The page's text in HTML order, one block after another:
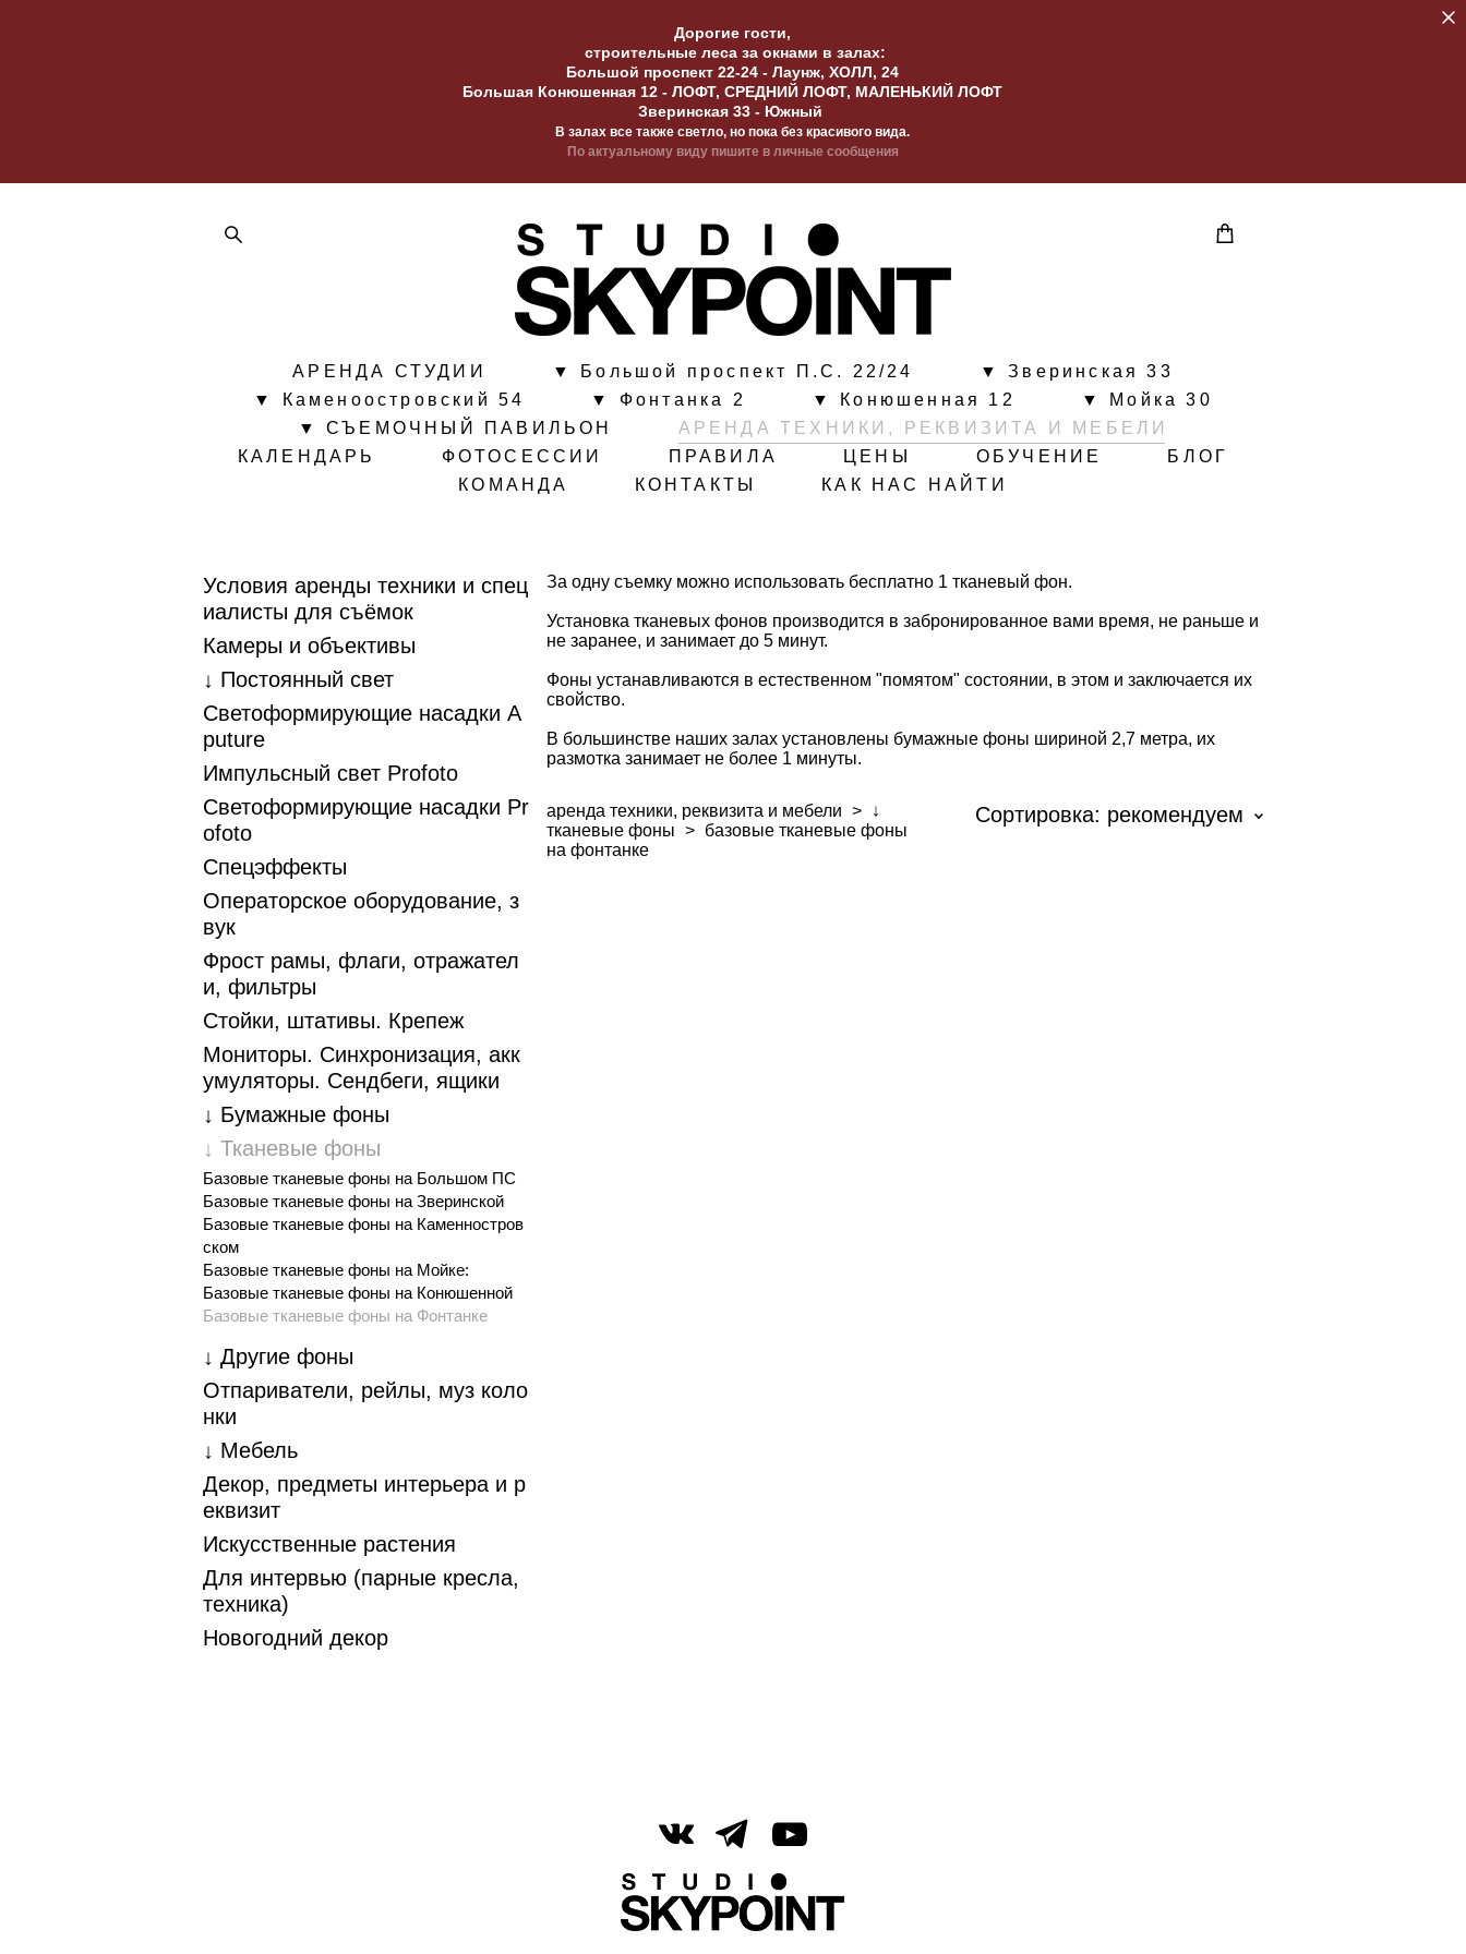
Дорогие гости,
строительные леса за окнами в залах:
Большой проспект 22-24 - Лаунж, ХОЛЛ, 24
Большая Конюшенная 12 - ЛОФТ, СРЕДНИЙ ЛОФТ, МАЛЕНЬКИЙ ЛОФТ
Зверинская 33 - Южный
В залах все также светло, но пока без красивого вида.
По актуальному виду пишите в личные сообщения
АРЕНДА СТУДИИ ▼ Большой проспект П.С. 22/24
▼ Зверинская 33
▼ Каменоостровский 54
▼ Фонтанка 2 ▼ Конюшенная 12
▼ Мойка 30
▼ СЪЕМОЧНЫЙ ПАВИЛЬОН
АРЕНДА ТЕХНИКИ, РЕКВИЗИТА И МЕБЕЛИ
КАЛЕНДАРЬ
ФОТОСЕССИИ ПРАВИЛА ЦЕНЫ ОБУЧЕНИЕ
БЛОГ
КОМАНДА
КОНТАКТЫ КАК НАС НАЙТИ
Условия аренды техники и спец
иалисты для съёмок
Камеры и объективы
↓ Постоянный свет
Светоформирующие насадки A
puture
Импульсный свет Profoto
Светоформирующие насадки Pr
ofoto
Спецэффекты
Операторское оборудование, з
вук
Фрост рамы, флаги, отражател
и, фильтры
Стойки, штативы. Крепеж
Мониторы. Синхронизация, акк
умуляторы. Cендбеги, ящики
↓ Бумажные фоны
↓ Тканевые фоны
Базовые тканевые фоны на Большом ПС
Базовые тканевые фоны на Зверинской
Базовые тканевые фоны на Каменностров
ском
Базовые тканевые фоны на Мойке:
Базовые тканевые фоны на Конюшенной
Базовые тканевые фоны на Фонтанке
↓ Другие фоны
Отпариватели, рейлы, муз коло
нки
↓ Мебель
Декор, предметы интерьера и р
еквизит
Искусственные растения
Для интервью (парные кресла,
техника)
Новогодний декор
За одну съемку можно использовать бесплатно 1 тканевый фон.
Установка тканевых фонов производится в забронированное вами время, не раньше и
не заранее, и занимает до 5 минут.
Фоны устанавливаются в естественном "помятом" состоянии, в этом и заключается их
свойство.
В большинстве наших залах установлены бумажные фоны шириной 2,7 метра, их
размотка занимает не более 1 минуты.
аренда техники, реквизита и мебели >
↓
тканевые фоны
> базовые тканевые фоны
на фонтанке
Сортировка: рекомендуем